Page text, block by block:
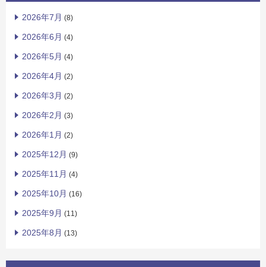
2026年7月 (8)
2026年6月 (4)
2026年5月 (4)
2026年4月 (2)
2026年3月 (2)
2026年2月 (3)
2026年1月 (2)
2025年12月 (9)
2025年11月 (4)
2025年10月 (16)
2025年9月 (11)
2025年8月 (13)